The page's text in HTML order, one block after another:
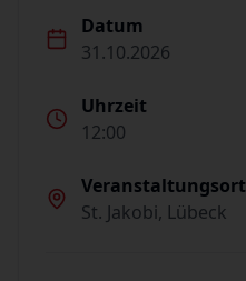
Datum
31.10.2026
Uhrzeit
12:00
Veranstaltungsort
St. Jakobi, Lübeck